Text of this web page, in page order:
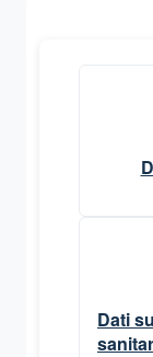
Dati